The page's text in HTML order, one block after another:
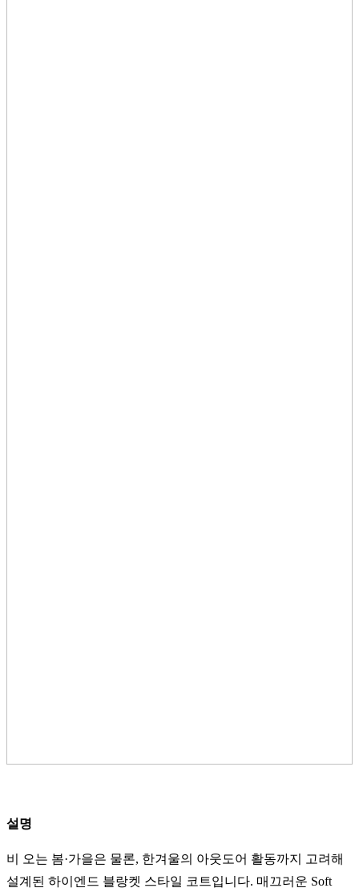
설명
비 오는 봄·가을은 물론, 한겨울의 아웃도어 활동까지 고려해
설계된 하이엔드 블랑켓 스타일 코트입니다. 매끄러운 Soft